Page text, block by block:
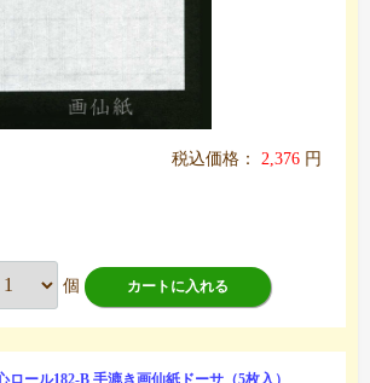
税込価格： 2,376 円
個 カートに入れる
ール182-B 手漉き画仙紙ドーサ（5枚入）